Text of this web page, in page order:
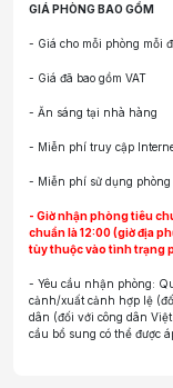
GIÁ PHÒNG BAO GỒM
- Giá cho mỗi phòng mỗi
- Giá đã bao gồm VAT
- Ăn sáng tại nhà hàng
- Miễn phí truy cập
- Miễn phí sử dụng
- Giờ nhận phòng tiêu
chuẩn là 12:00 (giờ địa
tùy thuộc vào tình trạng
- Yêu cầu nhận phòng:
cảnh/xuất cảnh hợp lệ
dân (đối với công dân
cầu bổ sung có thể được